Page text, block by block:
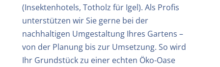
(Insektenhotels, Totholz für Igel). Als Profis
unterstützen wir Sie gerne bei der
nachhaltigen Umgestaltung Ihres Gartens –
von der Planung bis zur Umsetzung. So wird
Ihr Grundstück zu einer echten Öko-Oase